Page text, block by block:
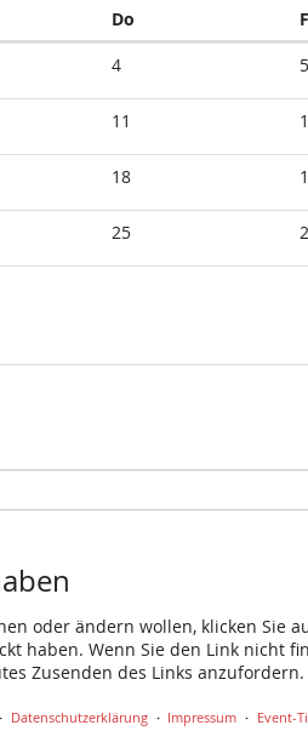
Do
4 5
11
18
25
oder ändern wollen, klicken Sie
haben. Wenn Sie den Link nicht
Zusenden des Links anzufordern.
Datenschutzerklärung Impressum Event-